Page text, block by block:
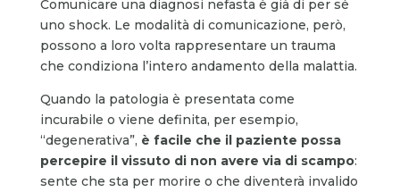
Comunicare una diagnosi nefasta è già di per sé
uno shock. Le modalità di comunicazione, però,
possono a loro volta rappresentare un trauma
che condiziona l’intero andamento della malattia.
Quando la patologia è presentata come
incurabile o viene definita, per esempio,
“degenerativa”, è facile che il paziente possa
percepire il vissuto di non avere via di scampo:
sente che sta per morire o che diventerà invalido